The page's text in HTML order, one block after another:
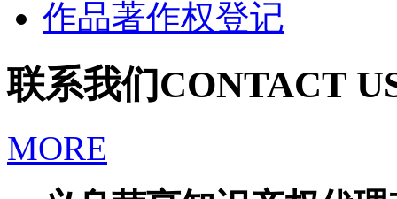
作品著作权登记
联系我们CONTACT
MORE